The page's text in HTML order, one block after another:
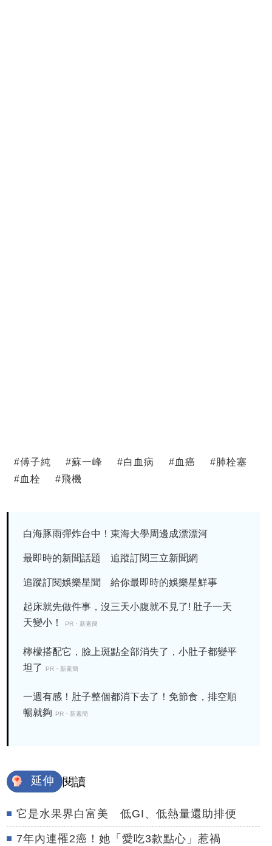
#傅子純 #蘇一峰 #白血病 #血癌 #肺栓塞
#血栓 #飛機
白海豚雨彈炸台中！東海大學周邊成漂漂河
最即時的新聞話題 追蹤訂閱三立新聞網
追蹤訂閱娛樂星聞 給你最即時的娛樂星鮮事
起床就先做件事，沒三天小腹就不見了! 肚子一天
天變小！
PR・新素簡
檸檬搭配它，臉上斑點全部消失了，小肚子都變平
坦了
PR・新素簡
一週有感！肚子整個都消下去了！免節食，排空順
暢就夠
PR・新素簡
延伸 閱讀
它是水果界白富美 低GI、低熱量還助排便
7年內連罹2癌！她「愛吃3款點心」惹禍